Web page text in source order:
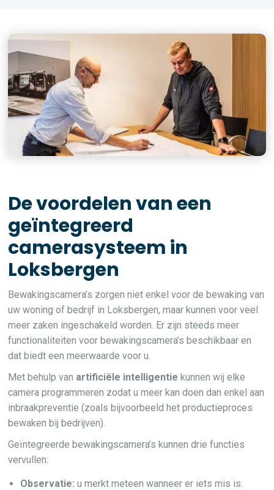
De voordelen van een
geïntegreerd
camerasysteem in
Loksbergen
Bewakingscamera’s zorgen niet enkel voor de bewaking van
uw woning of bedrijf in Loksbergen, maar kunnen voor veel
meer zaken ingeschakeld worden. Er zijn steeds meer
functionaliteiten voor bewakingscamera’s beschikbaar en
dat biedt een meerwaarde voor u.
Met behulp van artificiële intelligentie kunnen wij elke
camera programmeren zodat u meer kan doen dan enkel aan
inbraakpreventie (zoals bijvoorbeeld het productieproces
bewaken bij bedrijven).
Geïntegreerde bewakingscamera’s kunnen drie functies
vervullen:
Observatie: u merkt meteen wanneer er iets mis is.